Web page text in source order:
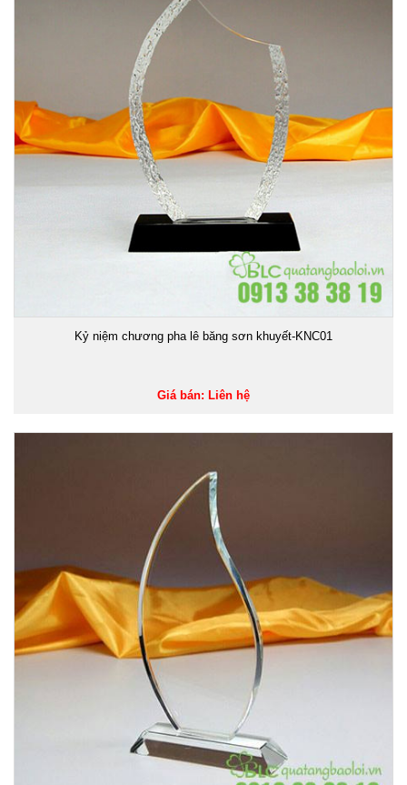
Kỷ niệm chương pha lê băng sơn khuyết-KNC01
Giá bán: Liên hệ